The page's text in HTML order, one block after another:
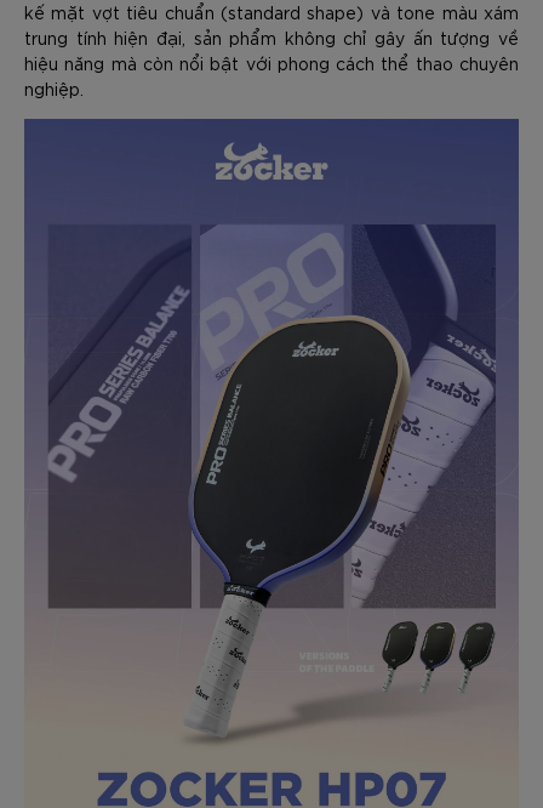
kế mặt vợt tiêu chuẩn (standard shape) và tone màu xám
trung tính hiện đại, sản phẩm không chỉ gây ấn tượng về
hiệu năng mà còn nổi bật với phong cách thể thao chuyên
nghiệp.